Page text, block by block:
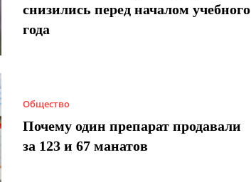
снизились перед началом учебного
года
Общество
Почему один препарат продавали
за 123 и 67 манатов